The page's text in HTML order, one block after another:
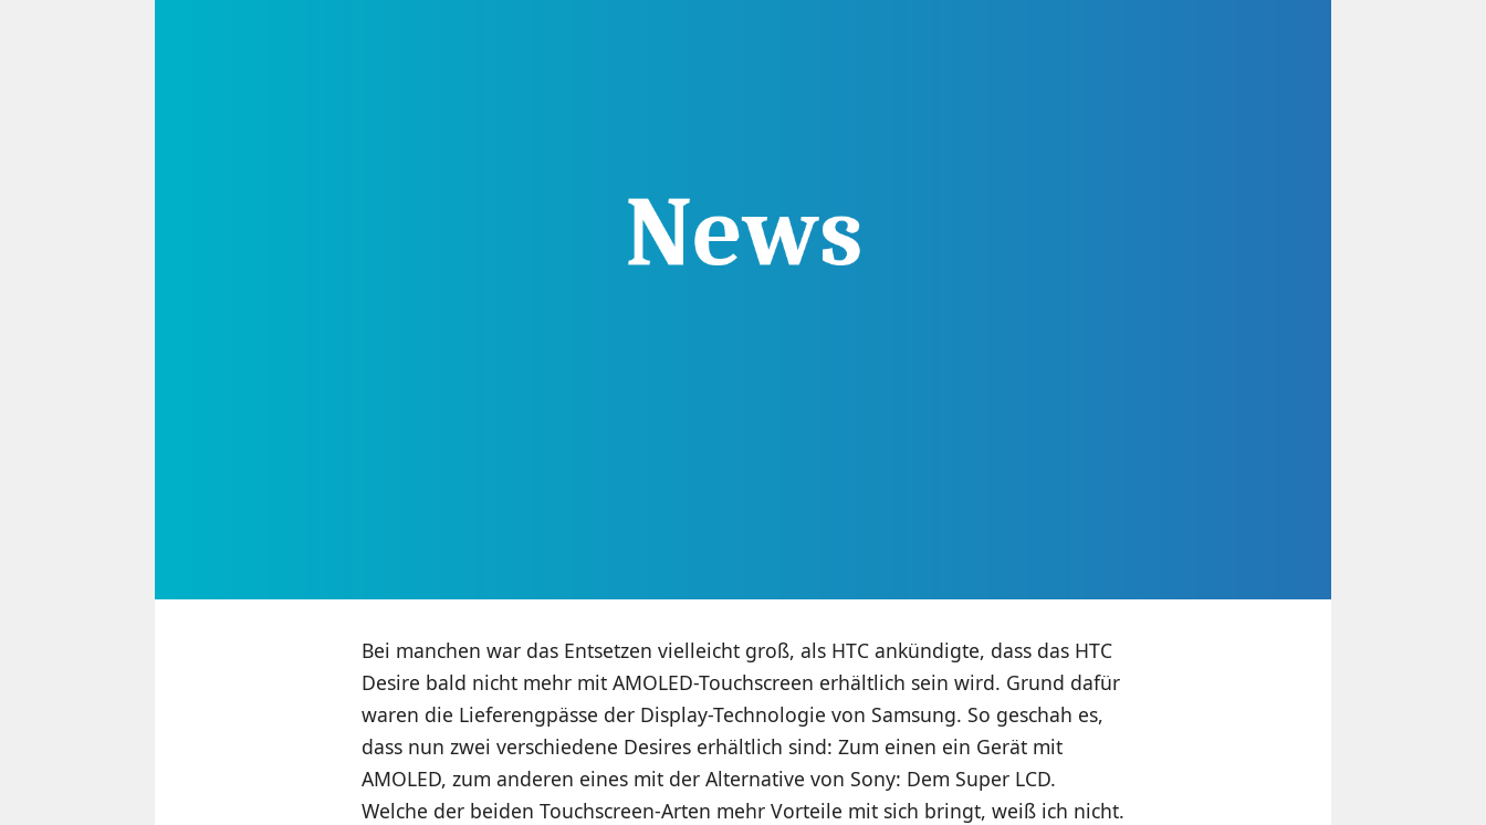
Bei manchen war das Entsetzen vielleicht groß, als HTC ankündigte, dass das HTC
Desire bald nicht mehr mit AMOLED-Touchscreen erhältlich sein wird. Grund dafür
waren die Lieferengpässe der Display-Technologie von Samsung. So geschah es,
dass nun zwei verschiedene Desires erhältlich sind: Zum einen ein Gerät mit
AMOLED, zum anderen eines mit der Alternative von Sony: Dem Super LCD.
Welche der beiden Touchscreen-Arten mehr Vorteile mit sich bringt, weiß ich nicht.